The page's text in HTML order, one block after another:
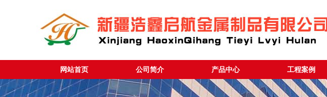
网站首页 公司简介 产品中心 工程案例